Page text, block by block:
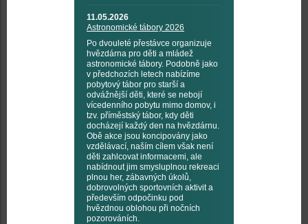
11.05.2026
Astronomické tábory 2026
Po dvouleté přestávce organizuje
hvězdárna pro děti a mládež
astronomické tábory. Podobně jako
v předchozích letech nabízíme
pobytový tábor pro starší a
odvážnější děti, které se nebojí
vícedenního pobytu mimo domov, i
tzv. příměstský tábor, kdy děti
docházejí každý den na hvězdárnu.
Obě akce jsou koncipovány jako
vzdělávací, naším cílem však není
děti zahlcovat informacemi, ale
nabídnout jim smysluplnou rekreaci
plnou her, zábavných úkolů,
dobrovolných sportovních aktivit a
především odpočinku pod
hvězdnou oblohou při nočních
pozorováních.